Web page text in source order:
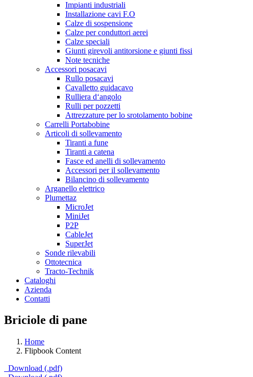
Impianti industriali
Installazione cavi F.O
Calze di sospensione
Calze per conduttori aerei
Calze speciali
Giunti girevoli antitorsione e giunti fissi
Note tecniche
Accessori posacavi
Rullo posacavi
Cavalletto guidacavo
Rulliera d‘angolo
Rulli per pozzetti
Attrezzature per lo srotolamento bobine
Carrelli Portabobine
Articoli di sollevamento
Tiranti a fune
Tiranti a catena
Fasce ed anelli di sollevamento
Accessori per il sollevamento
Bilancino di sollevamento
Arganello elettrico
Plumettaz
MicroJet
MiniJet
P2P
CableJet
SuperJet
Sonde rilevabili
Ottotecnica
Tracto-Technik
Cataloghi
Azienda
Contatti
Briciole di pane
Home
Flipbook Content
Download (.pdf)